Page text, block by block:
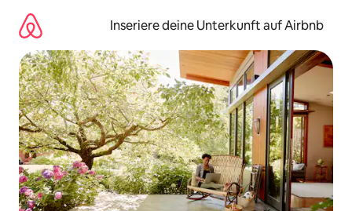
Inhalten
springen
Inseriere deine Unterkunft auf Airbnb